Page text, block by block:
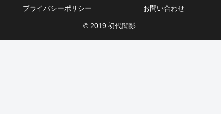
プライバシーポリシー お問い合わせ
© 2019 初代闇影.